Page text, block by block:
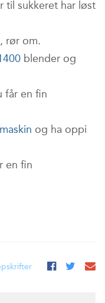
til sukkeret har løst
rør om.
blender og
får en fin
og ha oppi
en fin